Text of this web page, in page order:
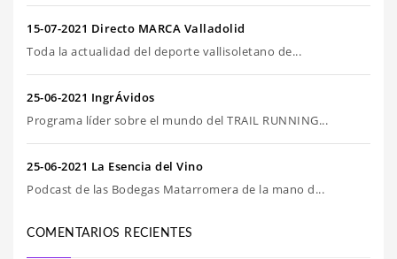
15-07-2021 Directo MARCA Valladolid
Toda la actualidad del deporte vallisoletano de...
25-06-2021 IngrÁvidos
Programa líder sobre el mundo del TRAIL RUNNING...
25-06-2021 La Esencia del Vino
Podcast de las Bodegas Matarromera de la mano d...
COMENTARIOS RECIENTES